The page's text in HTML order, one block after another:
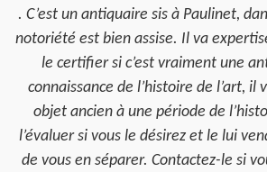
. C’est un antiquaire sis à Paulinet,
notoriété est bien assise. Il va
le certifier si c’est vraiment une
connaissance de l’histoire de l’art, il
objet ancien à une période de
l’évaluer si vous le désirez et le lui
de vous en séparer. Contactez-le si